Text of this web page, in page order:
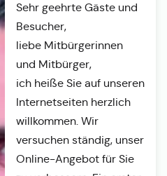
Sehr geehrte Gäste und
Besucher,
liebe Mitbürgerinnen
und Mitbürger,
ich heiße Sie auf unseren
Internetseiten herzlich
willkommen. Wir
versuchen ständig, unser
Online-Angebot für Sie